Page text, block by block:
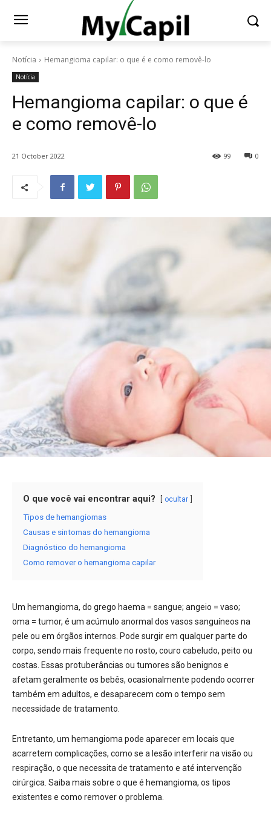
Notícia Hemangioma capilar: o que é e como removê-lo
Notícia
Hemangioma capilar: o que é
e como removê-lo
21 October 2022 0
99
O que você vai encontrar aqui? ocultar
Tipos de hemangiomas
Causas e sintomas do hemangioma
Diagnóstico do hemangioma
Como remover o hemangioma capilar
Um hemangioma, do grego haema = sangue; angeio = vaso;
oma = tumor, é um acúmulo anormal dos vasos sanguíneos na
pele ou em órgãos internos. Pode surgir em qualquer parte do
corpo, sendo mais frequente no rosto, couro cabeludo, peito ou
costas. Essas protuberâncias ou tumores são benignos e
afetam geralmente os bebês, ocasionalmente podendo ocorrer
também em adultos, e desaparecem com o tempo sem
necessidade de tratamento.
Entretanto, um hemangioma pode aparecer em locais que
acarretem complicações, como se a lesão interferir na visão ou
respiração, o que necessita de tratamento e até intervenção
cirúrgica. Saiba mais sobre o que é hemangioma, os tipos
existentes e como remover o problema.